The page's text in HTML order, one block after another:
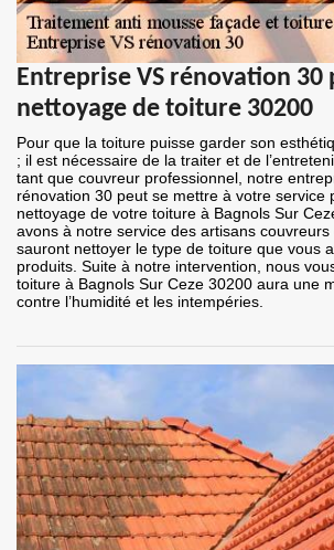
Entreprise VS rénovation 30
nettoyage de toiture 30200
Pour que la toiture puisse garder son
; il est nécessaire de la traiter et de
tant que couvreur professionnel, notre
rénovation 30 peut se mettre à votre service
nettoyage de votre toiture à Bagnols Sur
avons à notre service des artisans
sauront nettoyer le type de toiture que vous
produits. Suite à notre intervention, nous
toiture à Bagnols Sur Ceze 30200 aura une
contre l’humidité et les intempéries.